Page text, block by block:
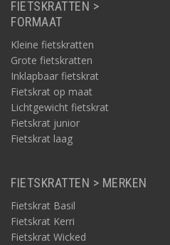
FIETSKRATTEN >
FORMAAT
Kleine fietskratten
Grote fietskratten
Inklapbaar fietskrat
Fietskrat op maat
Lichtgewicht fietskrat
Fietskrat junior
Fietskrat laag
FIETSKRATTEN > MERKEN
Fietskrat Basil
Fietskrat Kerri
Fietskrat Wicked